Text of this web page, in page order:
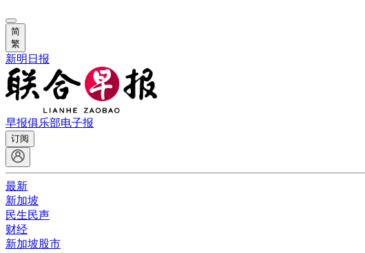
简
繁
新明日报
早报俱乐部电子报
订阅
最新
新加坡
民生民声
财经
新加坡股市